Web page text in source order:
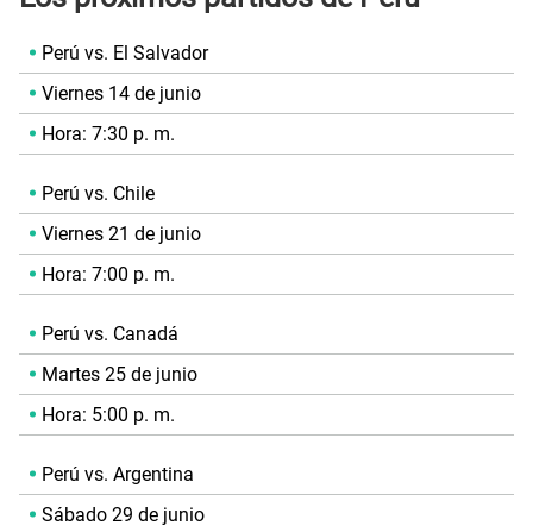
Perú vs. El Salvador
Viernes 14 de junio
Hora: 7:30 p. m.
Perú vs. Chile
Viernes 21 de junio
Hora: 7:00 p. m.
Perú vs. Canadá
Martes 25 de junio
Hora: 5:00 p. m.
Perú vs. Argentina
Sábado 29 de junio